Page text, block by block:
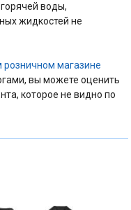
воды,
жидкостей не
магазине
вы можете оценить
которое не видно по